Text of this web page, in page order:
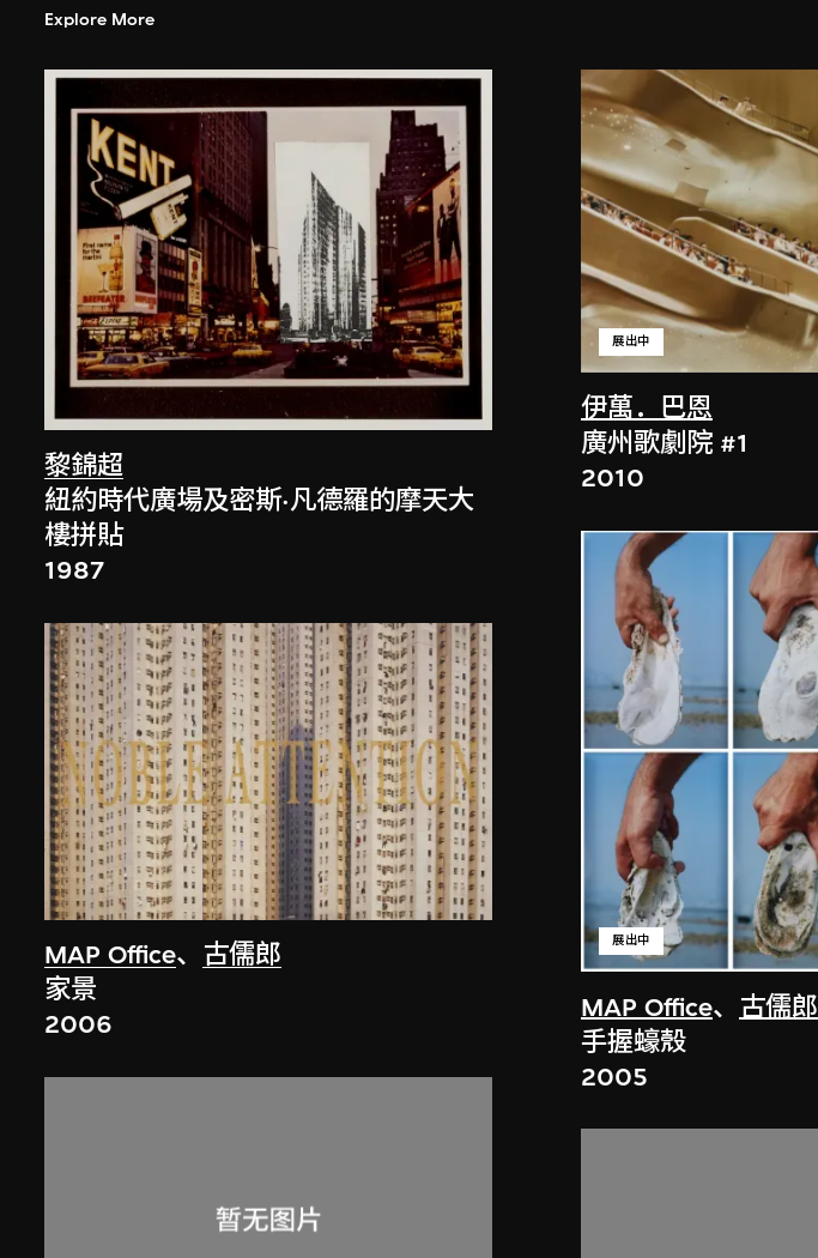
Explore More
黎錦超
紐約時代廣場及密斯·凡德羅的摩天大
樓拼貼
1987
MAP Office、 古儒郎
家景
2006
伊萬．巴恩
展出中
廣州歌劇院 #1
2010
MAP Office、 古儒郎
展出中
手握蠔殼
2005